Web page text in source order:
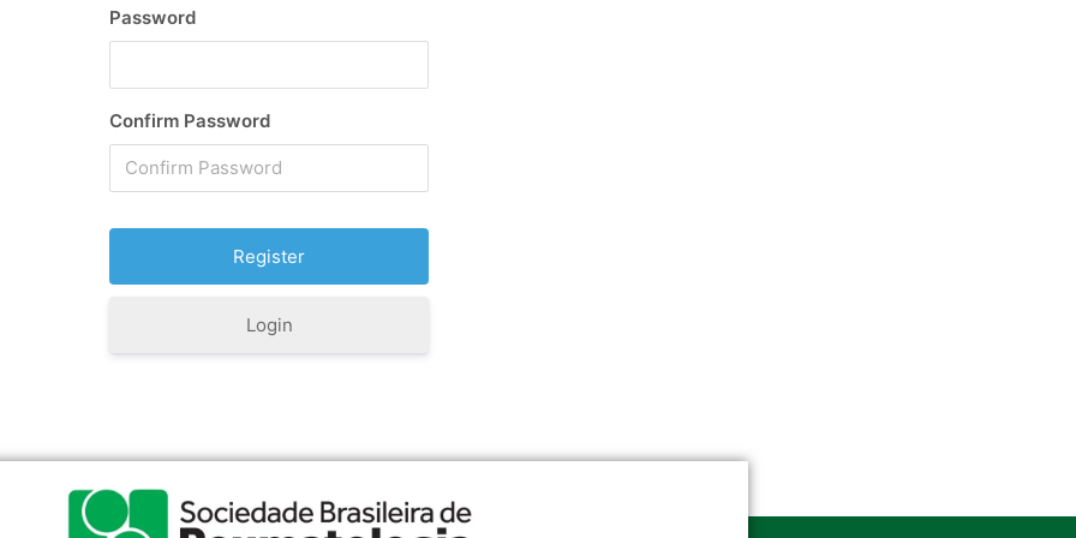
Password
Confirm Password
Login